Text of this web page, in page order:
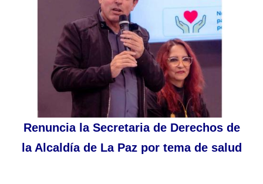
Renuncia la Secretaria de Derechos de
la Alcaldía de La Paz por tema de salud